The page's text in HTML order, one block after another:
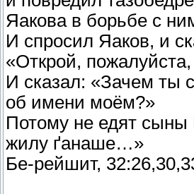
Яакова в борьбе с
И спросил Яаков, и
«Открой,
И сказал: «Зачем ты
об имени моём?»
Потому не едят сыны
жилу ґанаше…»
Бе-рейшит,